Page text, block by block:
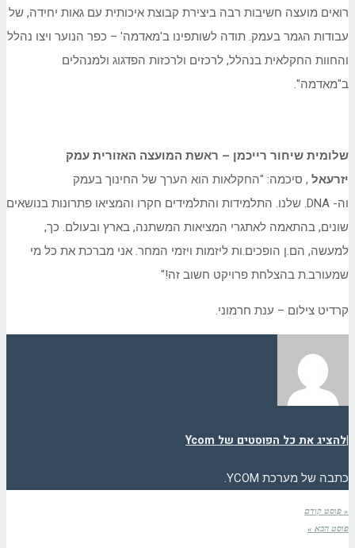
רואים מועצה חשיבות רבה ביצירת קבוצת איכותית עם גאות יחידה, של
עבודות הגמר בעמק. תודה לשותפינו ב'מאדמה' – כפר הנוער ויצו נהלל
והחוות החקלאית בנהלל, לרכזים ולרכזות הפדגוג ולמנהלים
ב"מאדמה".
שלומית שיחור רייכמן – ראשת המועצה האזורית עמק
יזרעאל , סיכמה: "החקלאות הוא הערך של החינוך בעמק
וה- DNA. שלנו. התלמידות והתלמידים חקרו והמציאו פתרונות בנושאים
שונים, בהתאמה לאתגרי המציאות המשתנה, בארץ ובעולם. כך,
למעשה, הם.ן הופכים.ות ליזמות ויזמי המחר. אני מברכת את כל מי
שמעורב.ת בהצלחת פרויקט חשוב זה!"
קרדיט צילום – ענת חרמוני.
|להציג את כל הפוסטים של Ycom
כתבה של מערכת YCOM.
« פוסט קודם
פוסט הבא »